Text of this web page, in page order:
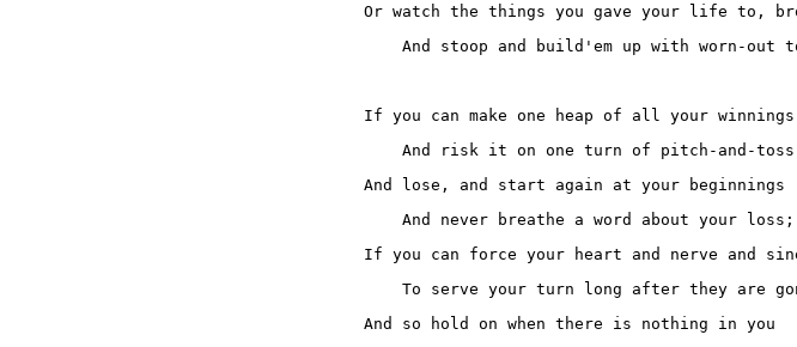
Or watch the things you gave your life to,
And stoop and build'em up with worn-out
If you can make one heap of all your winnings
And risk it on one turn of pitch-and-
And lose, and start again at your beginnings
    And never breathe a word about your loss;
If you can force your heart and nerve and
To serve your turn long after they are
And so hold on when there is nothing in you